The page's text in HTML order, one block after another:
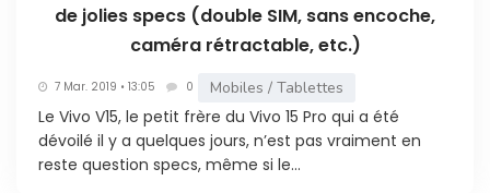
de jolies specs (double SIM, sans encoche,
caméra rétractable, etc.)
7 Mar. 2019 • 13:05 0 Mobiles / Tablettes
Le Vivo V15, le petit frère du Vivo 15 Pro qui a été
dévoilé il y a quelques jours, n’est pas vraiment en
reste question specs, même si le...